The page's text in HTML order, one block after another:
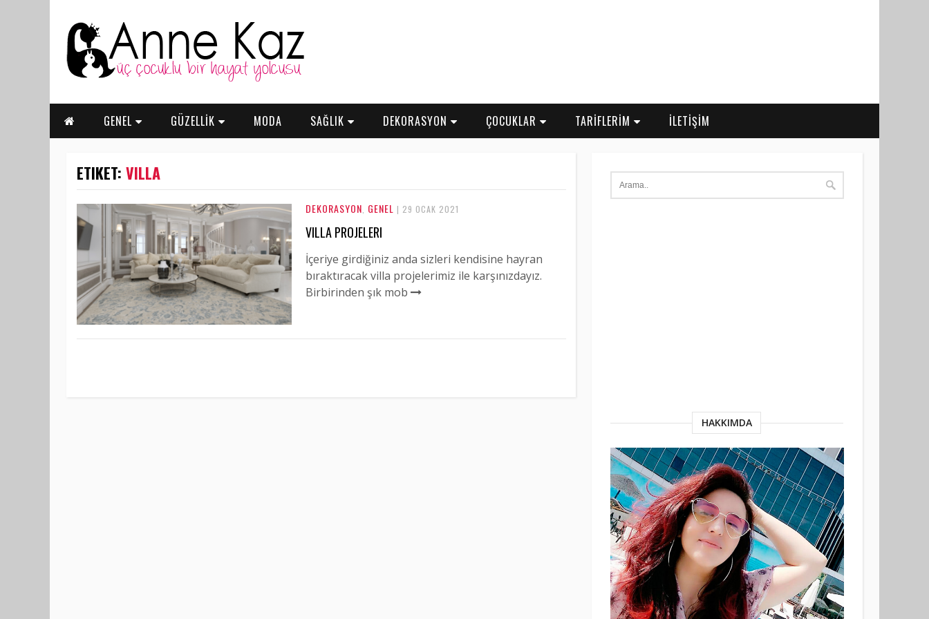
GENEL GÜZELLİK MODA SAĞLIK DEKORASYON ÇOCUKLAR TARİFLERİM İLETİŞİM
ETIKET: VILLA
DEKORASYON GENEL | 29 OCAK 2021
VILLA PROJELERI
İçeriye girdiğiniz anda sizleri kendisine hayran
bıraktıracak villa projelerimiz ile karşınızdayız.
Birbirinden şık mob
HAKKIMDA